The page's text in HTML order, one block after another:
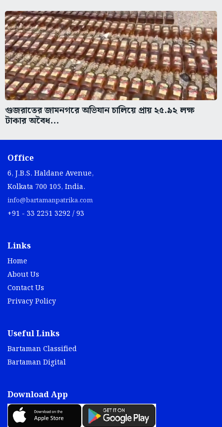
গুজরাতের জামনগরে অভিযান চালিয়ে প্রায় ২৫.৯২ লক্ষ
টাকার অবৈধ...
Office
6, J.B.S. Haldane Avenue,
Kolkata 700 105, India.
info@bartamanpatrika.com
+91 - 33 2251 3292 / 93
Links
Home
About Us
Contact Us
Privacy Policy
Useful Links
Bartaman Classified
Bartaman Digital
Download App